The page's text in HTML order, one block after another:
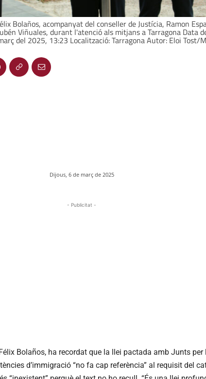
Bolaños, acompanyat del conseller de Justícia, Ramon
Viñuales, durant l'atenció als mitjans a Tarragona Data
del 2025, 13:23 Localització: Tarragona Autor: Eloi Tost/
Dijous, 6 de març de 2025
- Publicitat -
Bolaños, ha recordat que la llei pactada amb Junts per
d’immigració “no fa cap referència” al requisit del